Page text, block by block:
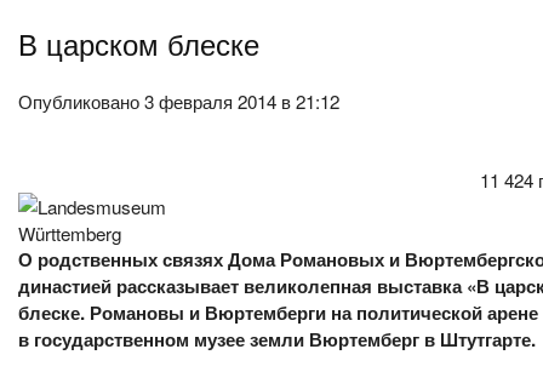
В царском блеске
Опубликовано 3 февраля 2014 в 21:12
11 424
О родственных связях Дома Романовых и
династией рассказывает великолепная выставка «В
блеске. Романовы и Вюртемберги на политической
в государственном музее земли Вюртемберг в Штутгарте.